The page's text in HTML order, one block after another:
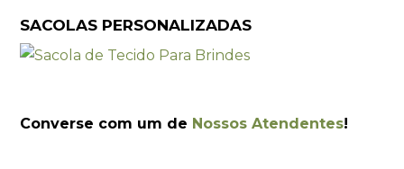
SACOLAS PERSONALIZADAS
Converse com um de Nossos Atendentes!